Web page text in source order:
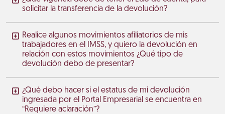
solicitar la transferencia de la devolución?
Realice algunos movimientos afiliatorios de mis
trabajadores en el IMSS, y quiero la devolución en
relación con estos movimientos ¿Qué tipo de
devolución debo de presentar?
¿Qué debo hacer si el estatus de mi devolución
ingresada por el Portal Empresarial se encuentra en
“Requiere aclaración”?